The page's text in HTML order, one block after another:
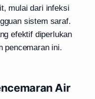
mulai dari infeksi
sistem saraf.
efektif diperlukan
pencemaran ini.
Air